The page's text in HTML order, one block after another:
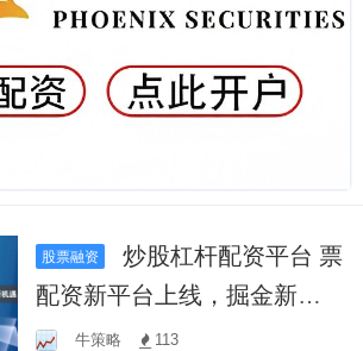
股票融资
炒股杠杆配资平台 票
配资新平台上线，掘金新机
遇！牛策略 113